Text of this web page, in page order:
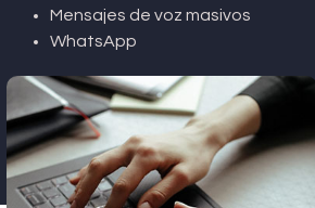
Mensajes de voz masivos
WhatsApp